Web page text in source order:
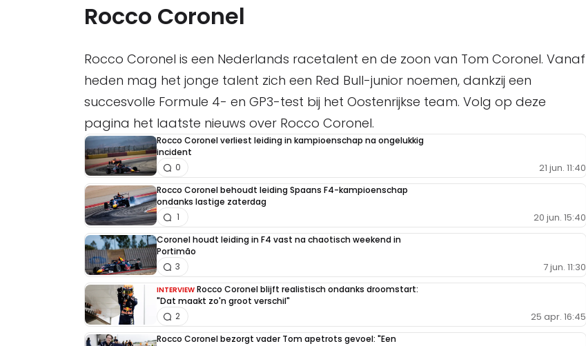
Rocco Coronel
Rocco Coronel is een Nederlands racetalent en de zoon van Tom Coronel. Vanaf
heden mag het jonge talent zich een Red Bull-junior noemen, dankzij een
succesvolle Formule 4- en GP3-test bij het Oostenrijkse team. Volg op deze
pagina het laatste nieuws over Rocco Coronel.
Rocco Coronel verliest leiding in kampioenschap na ongelukkig
incident
21 jun. 11:40
0
Rocco Coronel behoudt leiding Spaans F4-kampioenschap
ondanks lastige zaterdag
20 jun. 15:40
1
Coronel houdt leiding in F4 vast na chaotisch weekend in
Portimão
7 jun. 11:30
3
INTERVIEW Rocco Coronel blijft realistisch ondanks droomstart:
"Dat maakt zo'n groot verschil"
25 apr. 16:45
2
Rocco Coronel bezorgt vader Tom apetrots gevoel: "Een